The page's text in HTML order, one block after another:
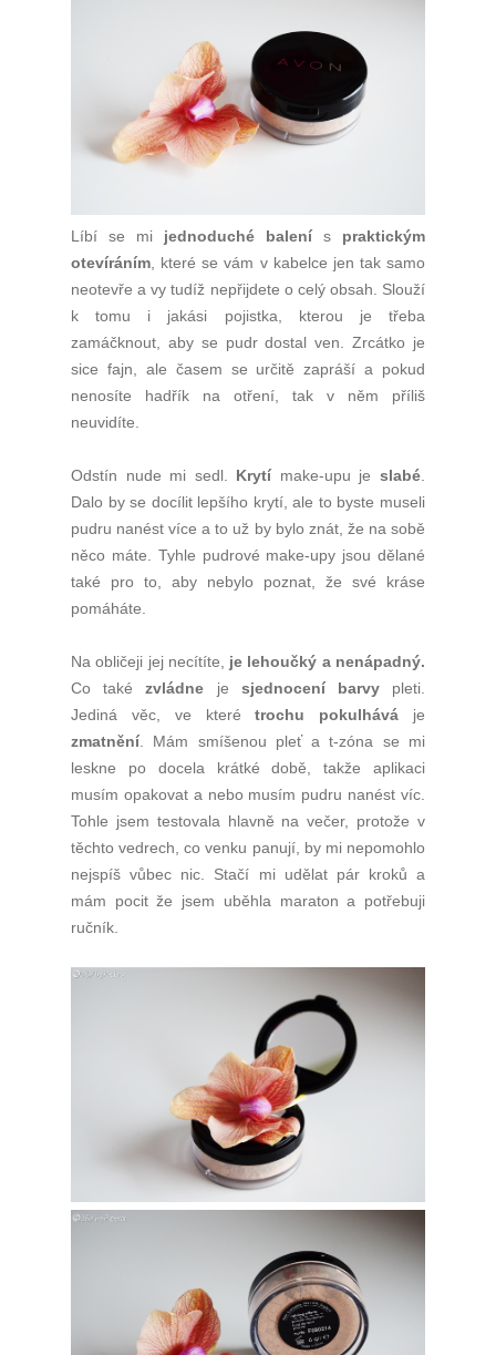
Líbí se mi jednoduché balení s praktickým
otevíráním, které se vám v kabelce jen tak samo
neotevře a vy tudíž nepřijdete o celý obsah. Slouží
k tomu i jakási pojistka, kterou je třeba
zamáčknout, aby se pudr dostal ven. Zrcátko je
sice fajn, ale časem se určitě zapráší a pokud
nenosíte hadřík na otření, tak v něm příliš
neuvidíte.
Odstín nude mi sedl. Krytí make-upu jeslabé.
Dalo by se docílit lepšího krytí, ale to byste museli
pudru nanést více a to už by bylo znát, že na sobě
něco máte. Tyhle pudrové make-upy jsou dělané
také pro to, aby nebylo poznat, že své kráse
pomáháte.
Na obličeji jej necítíte, je lehoučký a nenápadný.
Co takézvládne je sjednocení barvy pleti.
Jediná věc, ve kterétrochu pokulhává je
zmatnění. Mám smíšenou pleť a t-zóna se mi
leskne po docela krátké době, takže aplikaci
musím opakovat a nebo musím pudru nanést víc.
Tohle jsem testovala hlavně na večer, protože v
těchto vedrech, co venku panují, by mi nepomohlo
nejspíš vůbec nic. Stačí mi udělat pár kroků a
mám pocit že jsem uběhla maraton a potřebuji
ručník.